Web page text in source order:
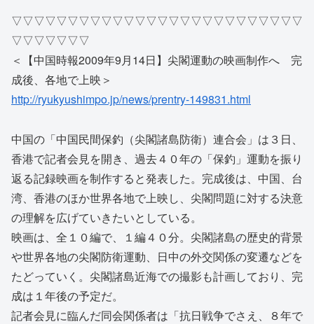
▽▽▽▽▽▽▽▽▽▽▽▽▽▽▽▽▽▽▽▽▽▽▽▽▽▽
▽▽▽▽▽▽▽
＜【中国時報2009年9月14日】尖閣運動の映画制作へ 完
成後、各地で上映＞
http://ryukyushimpo.jp/news/prentry-149831.html
中国の「中国民間保釣（尖閣諸島防衛）連合会」は３日、
香港で記者会見を開き、過去４０年の「保釣」運動を振り
返る記録映画を制作すると発表した。完成後は、中国、台
湾、香港のほか世界各地で上映し、尖閣問題に対する決意
の理解を広げていきたいとしている。
映画は、全１０編で、１編４０分。尖閣諸島の歴史的背景
や世界各地の尖閣防衛運動、日中の外交関係の変遷などを
たどっていく。尖閣諸島近海での撮影も計画しており、完
成は１年後の予定だ。
記者会見に臨んだ同会関係者は「抗日戦争でさえ、８年で